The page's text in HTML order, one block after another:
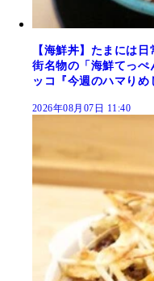
【海鮮丼】たまには
街名物の「海鮮てっぺ
ッコ『今週のハマりめ
2026年08月07日 11:40